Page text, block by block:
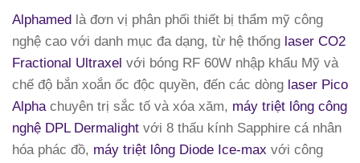
Alphamed là đơn vị phân phối thiết bị thẩm mỹ công
nghệ cao với danh mục đa dạng, từ hệ thống laser CO2
Fractional Ultraxel với bóng RF 60W nhập khẩu Mỹ và
chế độ bắn xoắn ốc độc quyền, đến các dòng laser Pico
Alphachuyên trị sắc tố và xóa xăm, máy triệt lông công
nghệ DPL Dermalight với 8 thấu kính Sapphire cá nhân
hóa phác đồ, máy triệt lông Diode Ice-max với công